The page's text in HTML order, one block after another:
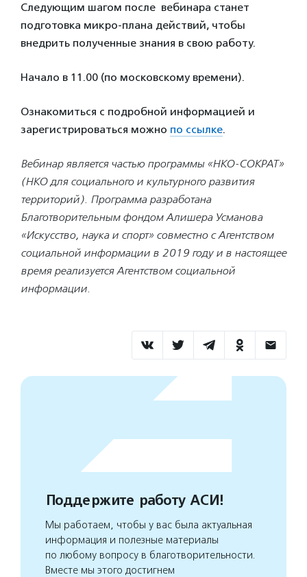
Следующим шагом после вебинара станет
подготовка микро-плана действий, чтобы
внедрить полученные знания в свою работу.
Начало в 11.00 (по московскому времени).
Ознакомиться с подробной информацией и
зарегистрироваться можно по ссылке.
Вебинар является частью программы «НКО-СОКРАТ»
(НКО для социального и культурного развития
территорий). Программа разработана
Благотворительным фондом Алишера Усманова
«Искусство, наука и спорт» совместно с Агентством
социальной информации в 2019 году и в настоящее
время реализуется Агентством социальной
информации.
Поддержите работу АСИ!
Мы работаем, чтобы у вас была актуальная
информация и полезные материалы
по любому вопросу в благотворительности.
Вместе мы этого достигнем